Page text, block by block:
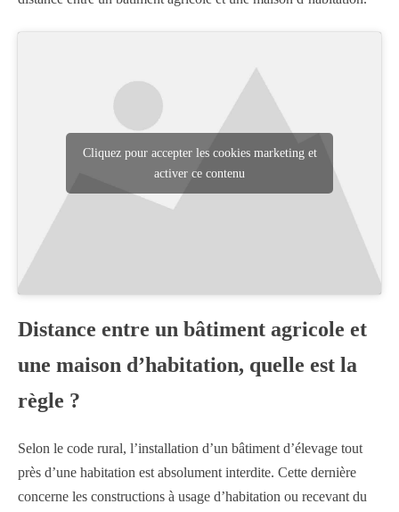
Cliquez pour accepter les cookies marketing et
activer ce contenu
Distance entre un bâtiment agricole et
une maison d’habitation, quelle est la
règle ?
Selon le code rural, l’installation d’un bâtiment d’élevage tout
près d’une habitation est absolument interdite. Cette dernière
concerne les constructions à usage d’habitation ou recevant du